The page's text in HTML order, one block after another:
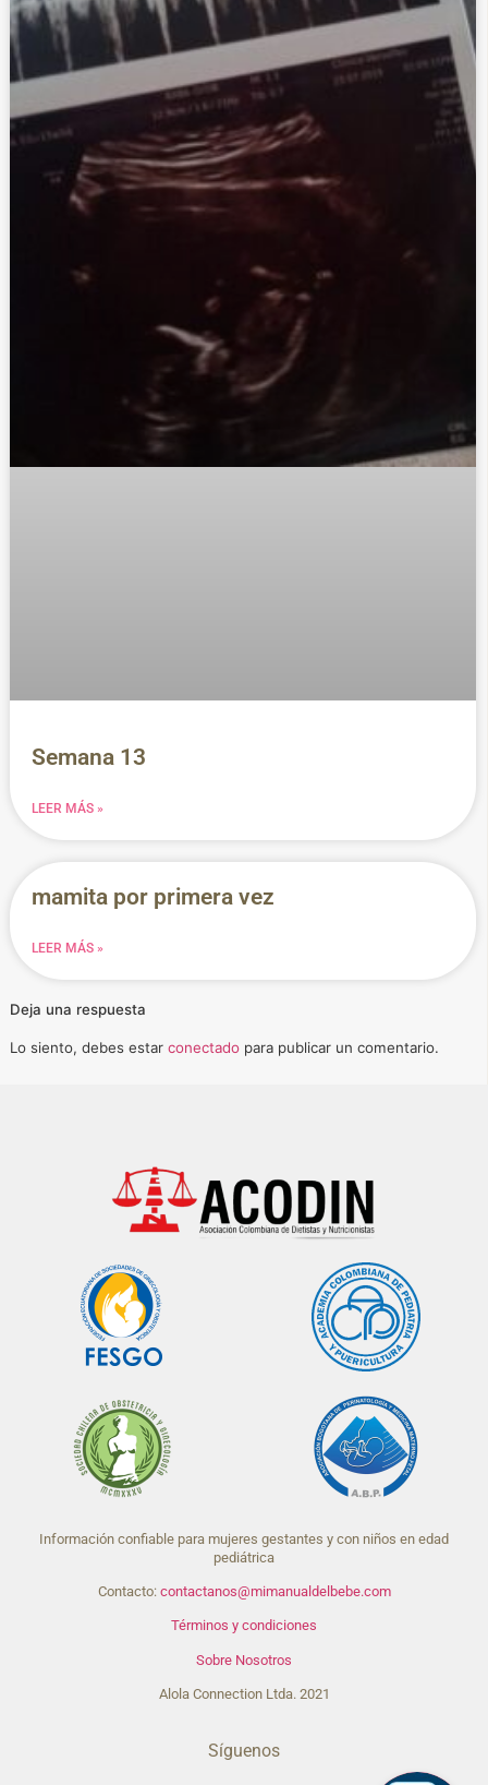
Semana 13
LEER MÁS »
mamita por primera vez
LEER MÁS »
Deja una respuesta
Lo siento, debes estar conectado para publicar un comentario.
Información confiable para mujeres gestantes y con niños en edad
pediátrica
Contacto: contactanos@mimanualdelbebe.com
Términos y condiciones
Sobre Nosotros
Alola Connection Ltda. 2021
Síguenos